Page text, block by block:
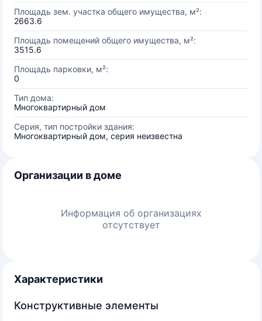
Площадь зем. участка общего имущества, м²:
2663.6
Площадь помещений общего имущества, м²:
3515.6
Площадь парковки, м²:
0
Тип дома:
Многоквартирный дом
Серия, тип постройки здания:
Многоквартирный дом, серия неизвестна
Организации в доме
Информация об организациях
отсутствует
Характеристики
Конструктивные элементы